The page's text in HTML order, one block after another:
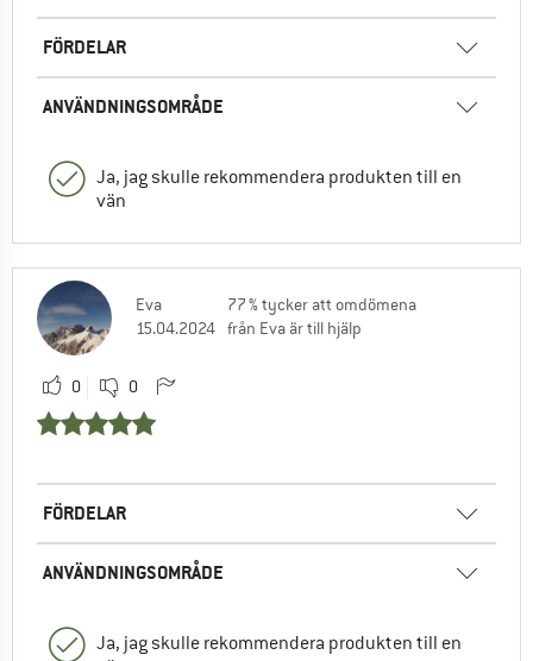
FÖRDELAR
ANVÄNDNINGSOMRÅDE
Ja, jag skulle rekommendera produkten till en
vän
Eva
15.04.2024
77 % tycker att omdömena
från Eva är till hjälp
0 0
FÖRDELAR
ANVÄNDNINGSOMRÅDE
Ja, jag skulle rekommendera produkten till en